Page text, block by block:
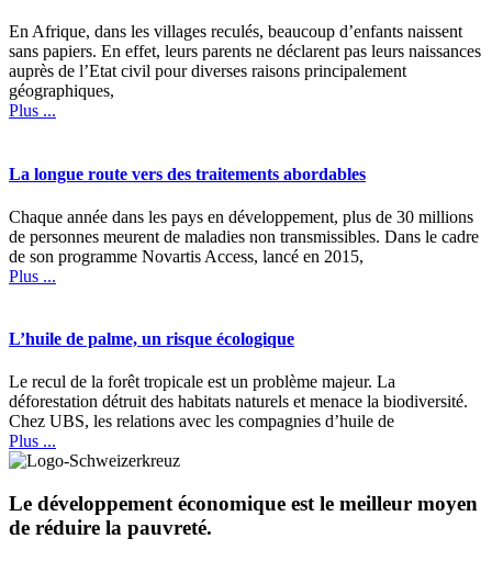
En Afrique, dans les villages reculés, beaucoup d’enfants naissent
sans papiers. En effet, leurs parents ne déclarent pas leurs naissances
auprès de l’Etat civil pour diverses raisons principalement
géographiques,
Plus ...
La longue route vers des traitements abordables
Chaque année dans les pays en développement, plus de 30 millions
de personnes meurent de maladies non transmissibles. Dans le cadre
de son programme Novartis Access, lancé en 2015,
Plus ...
L’huile de palme, un risque écologique
Le recul de la forêt tropicale est un problème majeur. La
déforestation détruit des habitats naturels et menace la biodiversité.
Chez UBS, les relations avec les compagnies d’huile de
Plus ...
Le développement économique est le meilleur moyen
de réduire la pauvreté.